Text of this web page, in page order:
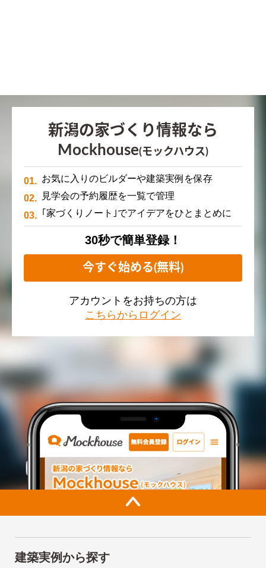
新潟の家づくり情報なら
Mockhouse(モックハウス)
お気に入りのビルダーや建築実例を保存
見学会の予約履歴を一覧で管理
｢家づくりノート｣でアイデアをひとまとめに
30秒で簡単登録！
今すぐ始める(無料)
アカウントをお持ちの方は
こちらからログイン
建築実例から探す